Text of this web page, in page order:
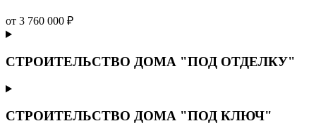
от 3 760 000 ₽
СТРОИТЕЛЬСТВО ДОМА "ПОД ОТДЕЛКУ"
СТРОИТЕЛЬСТВО ДОМА "ПОД КЛЮЧ"